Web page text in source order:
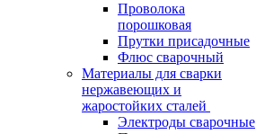
Проволока
порошковая
Прутки присадочные
Флюс сварочный
Материалы для сварки
нержавеющих и
жаростойких сталей
Электроды сварочные